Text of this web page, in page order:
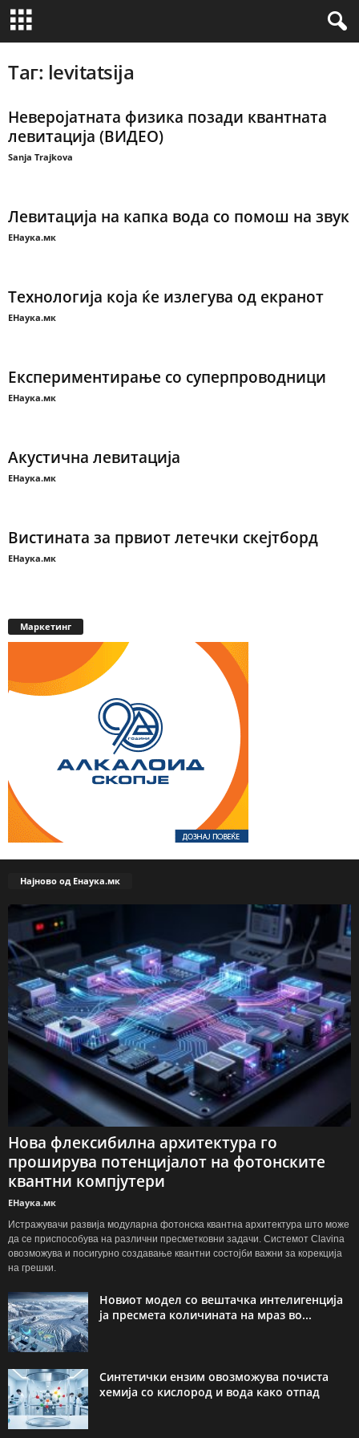
Таг: levitatsija
Неверојатната физика позади квантната
левитација (ВИДЕО)
Sanja Trajkova
Левитација на капка вода со помош на звук
ЕНаука.мк
Технологија која ќе излегува од екранот
ЕНаука.мк
Експериментирање со суперпроводници
ЕНаука.мк
Акустична левитација
ЕНаука.мк
Вистината за првиот летечки скејтборд
ЕНаука.мк
Маркетинг
Најново од Енаука.мк
Нова флексибилна архитектура го
проширува потенцијалот на фотонските
квантни компјутери
ЕНаука.мк
Истражувачи развија модуларна фотонска квантна архитектура што може
да се приспособува на различни пресметковни задачи. Системот Clavina
овозможува и посигурно создавање квантни состојби важни за корекција
на грешки.
Новиот модел со вештачка интелигенција
ја пресмета количината на мраз во...
Синтетички ензим овозможува почиста
хемија со кислород и вода како отпад